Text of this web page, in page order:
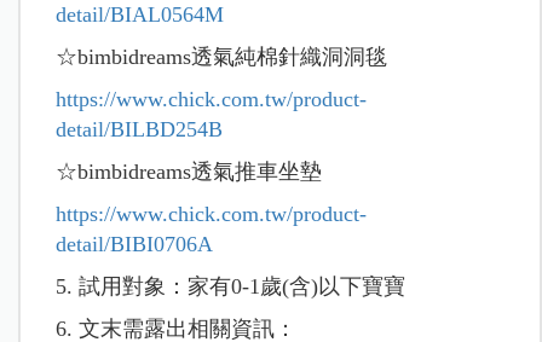
detail/BIAL0564M
☆bimbidreams透氣純棉針織洞洞毯
https://www.chick.com.tw/product-
detail/BILBD254B
☆bimbidreams透氣推車坐墊
https://www.chick.com.tw/product-
detail/BIBI0706A
5. 試用對象：家有0-1歲(含)以下寶寶
6. 文末需露出相關資訊：